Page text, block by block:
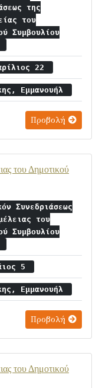
της
του
Συμβουλίου
22
Εμμανουήλ
Προβολή
του Δημοτικού
Συνεδριάσεως
του
Συμβουλίου
5
Εμμανουήλ
Προβολή
του Δημοτικού